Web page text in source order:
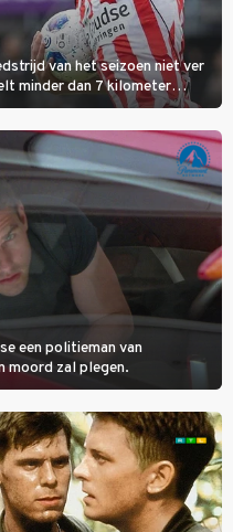
van het seizoen niet ver
minder dan 7 kilometer
spits Nacho Ferri aan van
een politieman van
moord zal plegen.